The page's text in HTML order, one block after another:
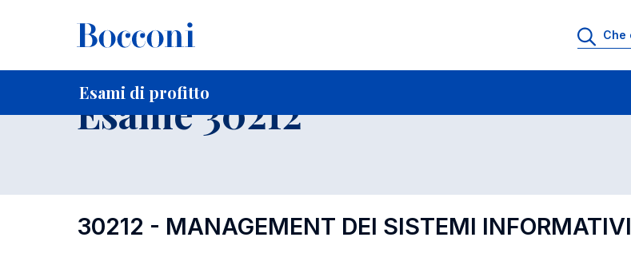
Esami di profitto
Home Per studenti iscritti
Esame 30212
30212 - MANAGEMENT DEI SISTEMI INFORMATIVI